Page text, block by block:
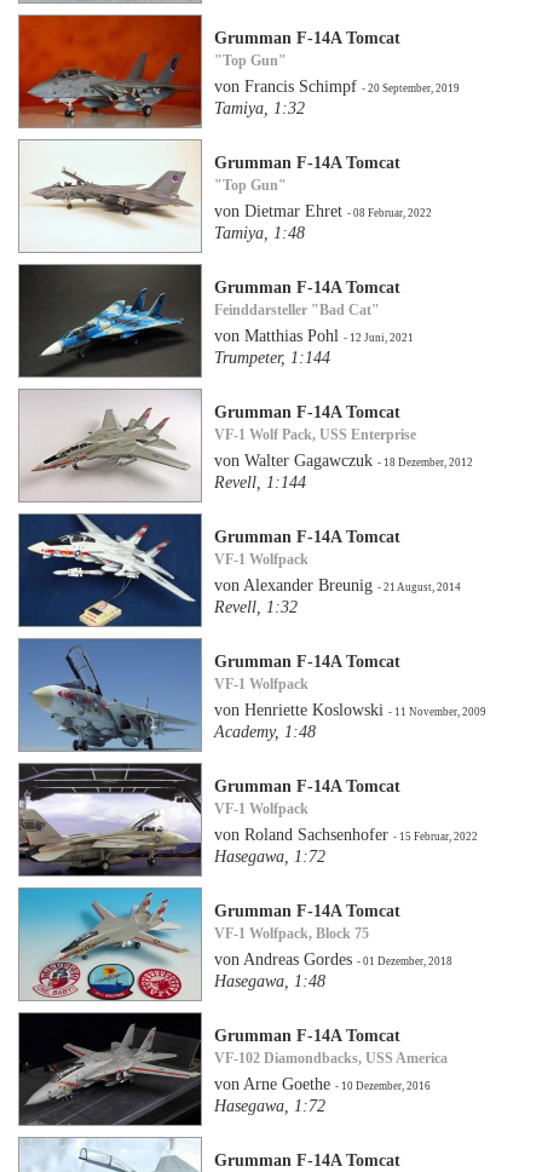
Grumman F-14A Tomcat
"Top Gun"
von Francis Schimpf- 20 September, 2019
Tamiya, 1:32
Grumman F-14A Tomcat
"Top Gun"
von Dietmar Ehret- 08 Februar, 2022
Tamiya, 1:48
Grumman F-14A Tomcat
Feinddarsteller "Bad Cat"
von Matthias Pohl- 12 Juni, 2021
Trumpeter, 1:144
Grumman F-14A Tomcat
VF-1 Wolf Pack, USS Enterprise
von Walter Gagawczuk- 18 Dezember, 2012
Revell, 1:144
Grumman F-14A Tomcat
VF-1 Wolfpack
von Alexander Breunig- 21 August, 2014
Revell, 1:32
Grumman F-14A Tomcat
VF-1 Wolfpack
von Henriette Koslowski- 11 November, 2009
Academy, 1:48
Grumman F-14A Tomcat
VF-1 Wolfpack
von Roland Sachsenhofer- 15 Februar, 2022
Hasegawa, 1:72
Grumman F-14A Tomcat
VF-1 Wolfpack, Block 75
von Andreas Gordes- 01 Dezember, 2018
Hasegawa, 1:48
Grumman F-14A Tomcat
VF-102 Diamondbacks, USS America
von Arne Goethe- 10 Dezember, 2016
Hasegawa, 1:72
Grumman F-14A Tomcat